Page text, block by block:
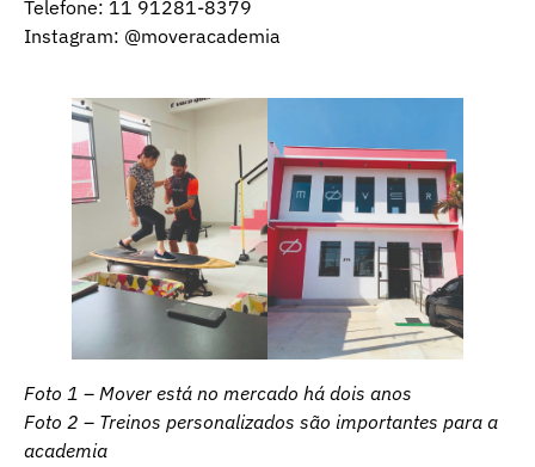
Telefone: 11 91281-8379
Instagram: @moveracademia
Foto 1 – Mover está no mercado há dois anos
Foto 2 – Treinos personalizados são importantes para a
academia